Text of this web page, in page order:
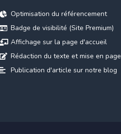
Optimisation du référencement
Badge de visibilité (Site Premium)
Affichage sur la page d'accueil
Rédaction du texte et mise en page
Publication d'article sur notre blog